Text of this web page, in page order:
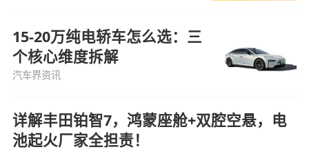
15-20万纯电轿车怎么选：三
个核心维度拆解
汽车界资讯
详解丰田铂智7，鸿蒙座舱+双腔空悬，电
池起火厂家全担责！